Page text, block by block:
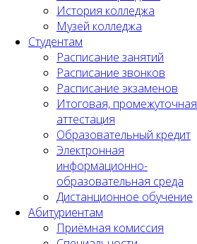
История колледжа
Музей колледжа
Студентам
Расписание занятий
Расписание звонков
Расписание экзаменов
Итоговая, промежуточная
аттестация
Образовательный кредит
Электронная
информационно-
образовательная среда
Дистанционное обучение
Абитуриентам
Приёмная комиссия